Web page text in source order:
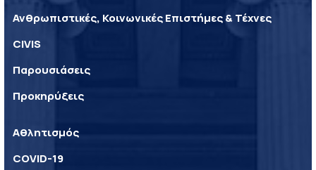
Ανθρωπιστικές, Κοινωνικές Επιστήμες & Τέχνες
CIVIS
Παρουσιάσεις
Προκηρύξεις
Αθλητισμός
COVID-19